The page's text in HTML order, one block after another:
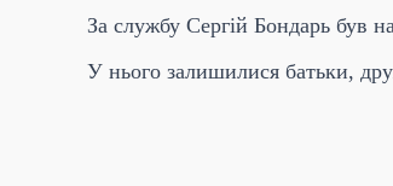
За службу Сергій Бондарь був
У нього залишилися батьки,